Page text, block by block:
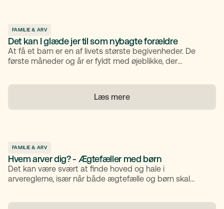
FAMILIE & ARV
Det kan I glæde jer til som nybagte forældre
At få et barn er en af livets største begivenheder. De
første måneder og år er fyldt med øjeblikke, der
Læs mere
FAMILIE & ARV
Hvem arver dig? - Ægtefæller med børn
Det kan være svært at finde hoved og hale i
arvereglerne, især når både ægtefælle og børn skal